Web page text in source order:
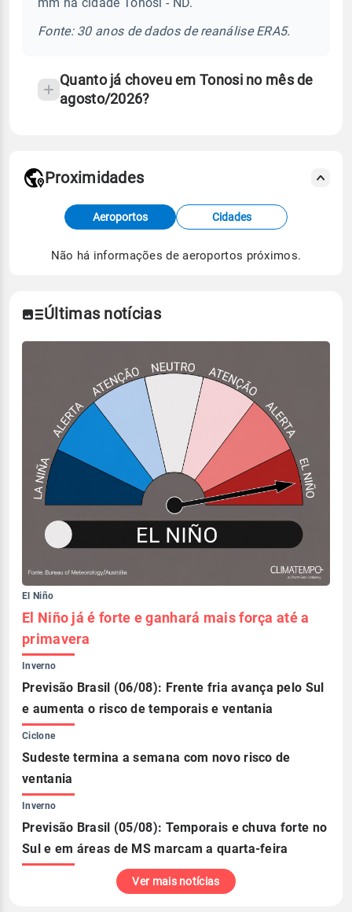
chuva
mm na cidade Tonosi - ND.
Fonte: 30 anos de dados de reanálise ERA5.
Quanto já choveu em Tonosi no mês de
agosto/2026?
Fonte: dados combinados de estações
meteorológicas e satélite do Centro de Previsão
de Tempo e Estudos Climáticos (CPTEC).
Proximidades
Aeroportos Cidades
Não há informações de aeroportos próximos.
Últimas notícias
El Niño
El Niño já é forte e ganhará mais força até a
primavera
Inverno
Previsão Brasil (06/08): Frente fria avança pelo Sul
e aumenta o risco de temporais e ventania
Ciclone
Sudeste termina a semana com novo risco de
ventania
Inverno
Previsão Brasil (05/08): Temporais e chuva forte no
Sul e em áreas de MS marcam a quarta-feira
Ver mais notícias